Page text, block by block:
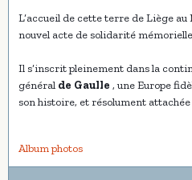
L’accueil de cette terre de Liège
nouvel acte de solidarité
Il s’inscrit pleinement dans la
général de Gaulle , une Europe
son histoire, et résolument
Album photos